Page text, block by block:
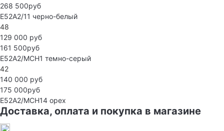
268 500руб
E52A2/11 черно-белый
48
129 000 руб
161 500руб
E52A2/MCH1 темно-серый
42
140 000 руб
175 000руб
E52A2/MCH14 орех
Доставка, оплата и покупка в магазине